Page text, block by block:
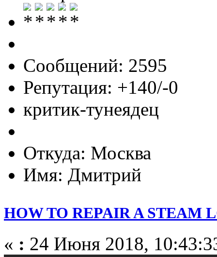
Сообщений: 2595
Репутация: +140/-0
критик-тунеядец
Откуда: Москва
Имя: Дмитрий
HOW TO REPAIR A STEAM
« : 24 Июня 2018,